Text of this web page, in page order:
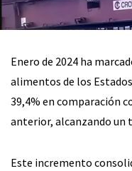
Enero de 2024 ha
alimentos de los
39,4% en comparación
anterior, alcanzando un
Este incremento